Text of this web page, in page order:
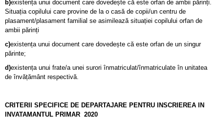
b)existența unui document care dovedește că este orfan de ambii părinți.
Situația copilului care provine de la o casă de copii/un centru de
plasament/plasament familial se asimilează situației copilului orfan de
ambii părinți
c)existența unui document care dovedește că este orfan de un singur
părinte;
d)existența unui frate/a unei surori înmatriculat/înmatriculate în unitatea
de învățământ respectivă.
CRITERII SPECIFICE DE DEPARTAJARE PENTRU INSCRIEREA IN
INVATAMANTUL PRIMAR 2020